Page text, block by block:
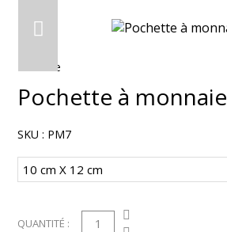
En solde
Pochette à monnaie
SKU : PM7
QUANTITÉ : 1